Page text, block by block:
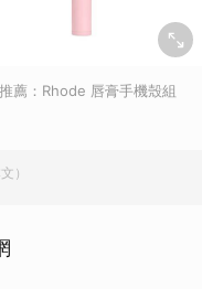
薦：Rhode 唇膏手機殼組
）